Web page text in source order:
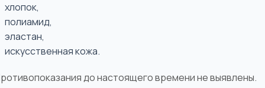
хлопок,
полиамид,
эластан,
искусственная кожа.
до настоящего времени не выявлены.